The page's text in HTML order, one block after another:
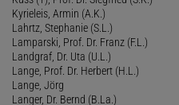
Kyrieleis, Armin (A.K.)
Lahrtz, Stephanie (S.L.)
Lamparski, Prof. Dr. Franz (F.L.)
Landgraf, Dr. Uta (U.L.)
Lange, Prof. Dr. Herbert (H.L.)
Lange, Jörg
Langer, Dr. Bernd (B.La.)